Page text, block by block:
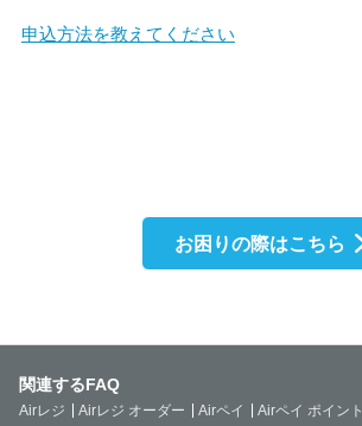
申込方法を教えてください
お困りの際はこちら
関連するFAQ
Airレジ Airレジ オーダー Airペイ Airペイ ポイント